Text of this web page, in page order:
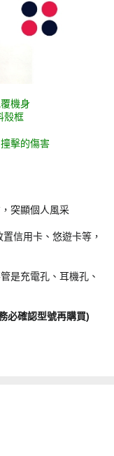
機身
殼框
擊的傷害
突顯個人風采
信用卡、悠遊卡等，
是充電孔、耳機孔、
必確認型號再購買)